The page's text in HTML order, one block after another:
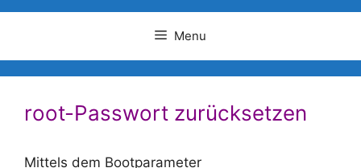
Menu
root-Passwort zurücksetzen
Mittels dem Bootparameter